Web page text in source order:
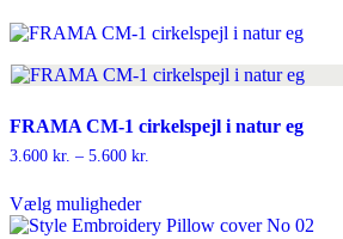
FRAMA CM-1 cirkelspejl i natur eg
3.600 kr. – 5.600 kr.
Vælg mulighedervare
har